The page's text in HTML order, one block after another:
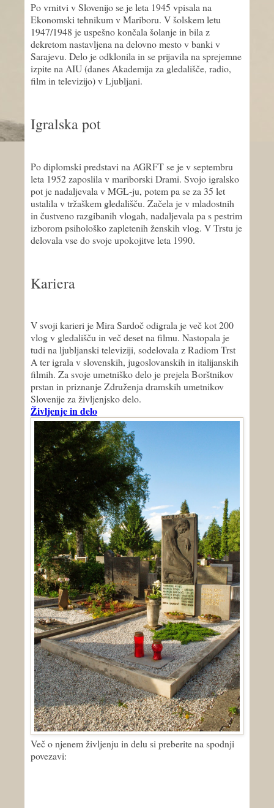
Po vrnitvi v Slovenijo se je leta 1945 vpisala na
Ekonomski tehnikum v Mariboru. V šolskem letu
1947/1948 je uspešno končala šolanje in bila z
dekretom nastavljena na delovno mesto v banki v
Sarajevu. Delo je odklonila in se prijavila na sprejemne
izpite na AIU (danes Akademija za gledališče, radio,
film in televizijo) v Ljubljani.
Igralska pot
Po diplomski predstavi na AGRFT se je v septembru
leta 1952 zaposlila v mariborski Drami. Svojo igralsko
pot je nadaljevala v MGL-ju, potem pa se za 35 let
ustalila v tržaškem gledališču. Začela je v mladostnih
in čustveno razgibanih vlogah, nadaljevala pa s pestrim
izborom psihološko zapletenih ženskih vlog. V Trstu je
delovala vse do svoje upokojitve leta 1990.
Kariera
V svoji karieri je Mira Sardoč odigrala je več kot 200
vlog v gledališču in več deset na filmu. Nastopala je
tudi na ljubljanski televiziji, sodelovala z Radiom Trst
A ter igrala v slovenskih, jugoslovanskih in italijanskih
filmih. Za svoje umetniško delo je prejela Borštnikov
prstan in priznanje Združenja dramskih umetnikov
Slovenije za življenjsko delo.
Življenje in delo
Več o njenem življenju in delu si preberite na spodnji
povezavi: